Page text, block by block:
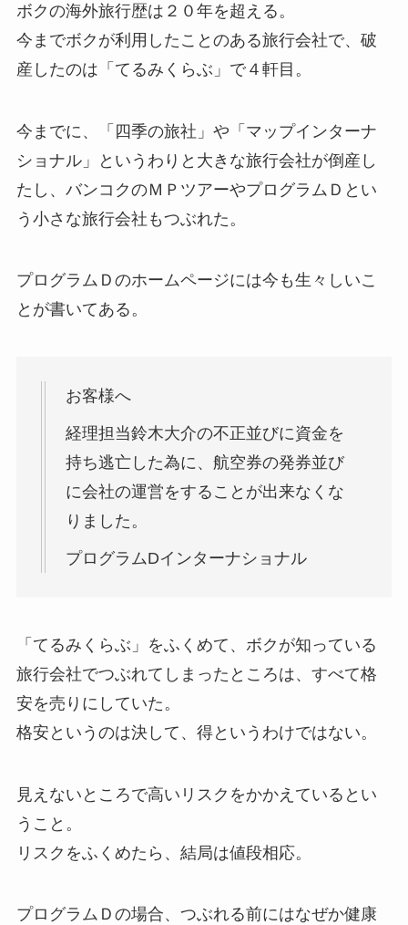
ボクの海外旅行歴は２０年を超える。
今までボクが利用したことのある旅行会社で、破
産したのは「てるみくらぶ」で４軒目。
今までに、「四季の旅社」や「マップインターナ
ショナル」というわりと大きな旅行会社が倒産し
たし、バンコクのＭＰツアーやプログラムＤとい
う小さな旅行会社もつぶれた。
プログラムＤのホームページには今も生々しいこ
とが書いてある。
お客様へ
経理担当鈴木大介の不正並びに資金を
持ち逃亡した為に、航空券の発券並び
に会社の運営をすることが出来なくな
りました。
プログラムDインターナショナル
「てるみくらぶ」をふくめて、ボクが知っている
旅行会社でつぶれてしまったところは、すべて格
安を売りにしていた。
格安というのは決して、得というわけではない。
見えないところで高いリスクをかかえているとい
うこと。
リスクをふくめたら、結局は値段相応。
プログラムＤの場合、つぶれる前にはなぜか健康